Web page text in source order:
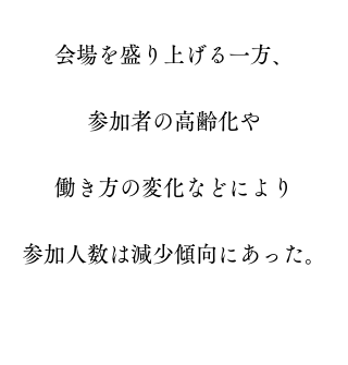
会場を盛り上げる一方、
参加者の高齢化や
働き方の変化などにより
参加人数は減少傾向にあった。